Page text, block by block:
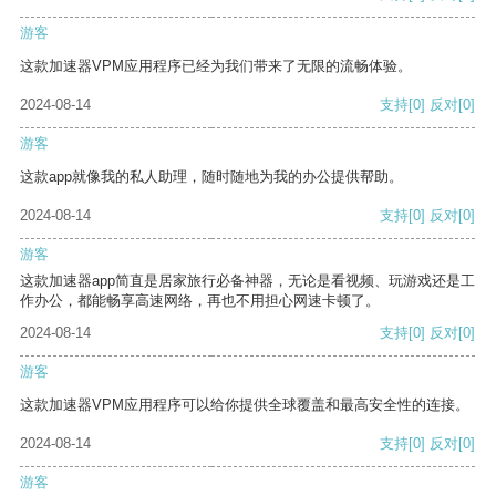
游客
这款加速器VPM应用程序已经为我们带来了无限的流畅体验。
2024-08-14 支持[0] 反对[0]
游客
这款app就像我的私人助理，随时随地为我的办公提供帮助。
2024-08-14 支持[0] 反对[0]
游客
这款加速器app简直是居家旅行必备神器，无论是看视频、玩游戏还是工
作办公，都能畅享高速网络，再也不用担心网速卡顿了。
2024-08-14
支持[0] 反对[0]
游客
这款加速器VPM应用程序可以给你提供全球覆盖和最高安全性的连接。
2024-08-14 支持[0] 反对[0]
游客